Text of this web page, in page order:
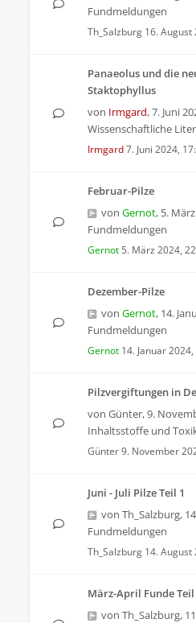
Fundmeldungen
Th_Salzburg 16. August
Panaeolus und die
Staktophyllus
von Irmgard,7. Juni
Wissenschaftliche
Irmgard7. Juni 2024,
Februar-Pilze
von Gernot, 5.
Fundmeldungen
Gernot 5. März 2024,
Dezember-Pilze
von Gernot, 14.
Fundmeldungen
Gernot 14. Januar
Pilzvergiftungen in
von Günter,9.
Inhaltsstoffe und
Günter9. November
Juni - Juli Pilze Teil 1
von Th_Salzburg,
Fundmeldungen
Th_Salzburg 14. August
März-April Funde Teil
von Th_Salzburg,